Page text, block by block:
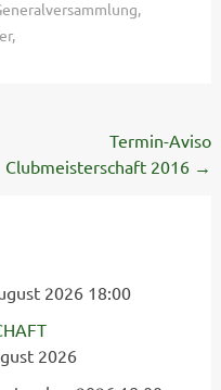
,
,
Termin-Aviso
Clubmeisterschaft 2016 →
2026 18:00
2026